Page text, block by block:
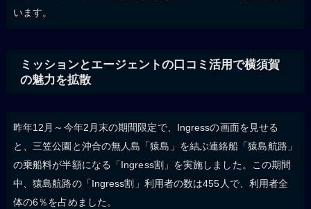
います。
ミッションとエージェントの口コミ活用で横須賀
の魅力を拡散
昨年12月～今年2月末の期間限定で、Ingressの画面を見せる
と、三笠公園と沖合の無人島「猿島」を結ぶ連絡船「猿島航路」
の乗船料が半額になる「Ingress割」を実施しました。この期間
中、猿島航路の「Ingress割」利用者の数は455人で、利用者全
体の6％を占めました。